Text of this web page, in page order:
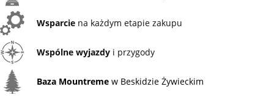
Wsparcie na każdym etapie zakupu
Wspólne wyjazdy i przygody
Baza Mountreme w Beskidzie Żywieckim